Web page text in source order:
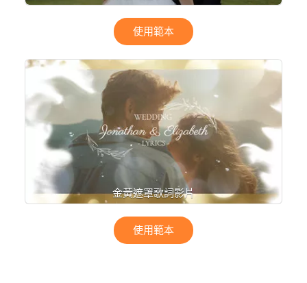
使用範本
金黃遮罩歌詞影片
使用範本